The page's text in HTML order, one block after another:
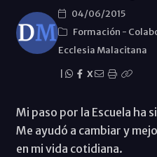
04/06/2015
Formación -
Ecclesia Malacitana
X
Mi paso por la Escuela ha
Me ayudó a cambiar y
en mi vida cotidiana.